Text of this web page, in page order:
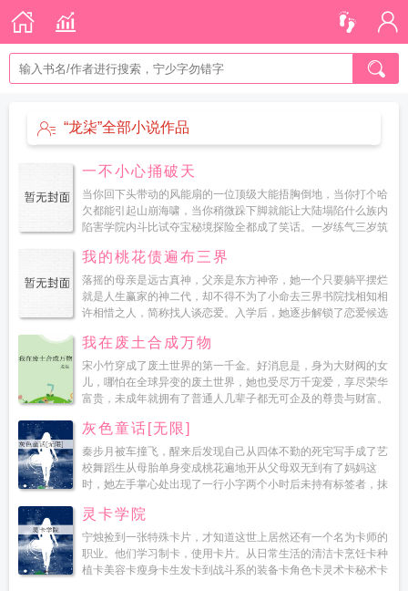
“龙柒”全部小说作品
一不小心捅破天
当你回下头带动的风能扇的一位顶级大能捂胸倒地，当你打个哈
欠都能引起山崩海啸，当你稍微跺下脚就能让大陆塌陷什么族内
陷害学院内斗比试夺宝秘境探险全都成了笑话。一岁练气三岁筑
我的桃花债遍布三界
落摇的母亲是远古真神，父亲是东方神帝，她一个只要躺平摆烂
就是人生赢家的神二代，却不得不为了小命去三界书院找相知相
许相惜之人，简称找人谈恋爱。入学后，她逐步解锁了恋爱候选
我在废土合成万物
宋小竹穿成了废土世界的第一千金。好消息是，身为大财阀的女
儿，哪怕在全球异变的废土世界，她也受尽万千宠爱，享尽荣华
富贵，未成年就拥有了普通人几辈子都无可企及的尊贵与财富。
一...
灰色童话[无限]
秦步月被车撞飞，醒来后发现自己从四体不勤的死宅写手成了艺
校舞蹈生从母胎单身变成桃花遍地开从父母双无到有了妈妈这
时，她左手掌心处出现了一行小字两个小时后未持有标签者，抹
灵卡学院
宁烛捡到一张特殊卡片，才知道这世上居然还有一个名为卡师的
职业。他们学习制卡，使用卡片。从日常生活的清洁卡烹饪卡种
植卡美容卡瘦身卡生发卡到战斗系的装备卡角色卡灵术卡秘术卡